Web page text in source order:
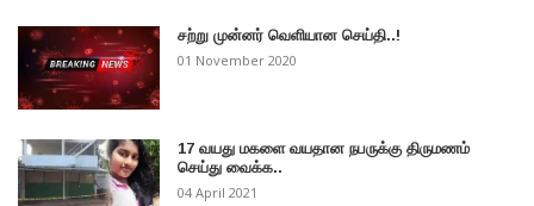
சற்று முன்னர் வெளியான செய்தி..!
01 November 2020
17 வயது மகளை வயதான நபருக்கு திருமணம்
செய்து வைக்க..
04 April 2021